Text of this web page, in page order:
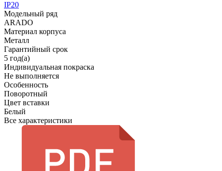
IP20
Модельный ряд
ARADO
Материал корпуса
Металл
Гарантийный срок
5 год(а)
Индивидуальная покраска
Не выполняется
Особенность
Поворотный
Цвет вставки
Белый
Все характеристики